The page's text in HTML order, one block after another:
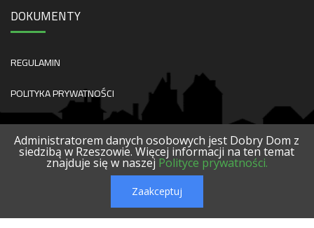
DOKUMENTY
REGULAMIN
POLITYKA PRYWATNOŚCI
SERWISY POLECANE FIRMY
© 2026 DOBRY DOM. WSZELKIE PRAWA ZASTRZEŻONE.
Administratorem danych osobowych jest Dobry Dom z
siedzibą w Rzeszowie. Więcej informacji na ten temat
znajduje się w naszej Polityce prywatności.
Zaakceptuj